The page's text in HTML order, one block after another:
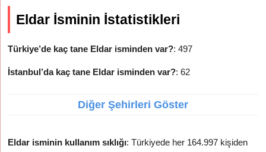
Eldar İsminin İstatistikleri
Türkiye’de kaç tane Eldar isminden var?: 497
İstanbul’da kaç tane Eldar isminden var?: 62
Diğer Şehirleri Göster
Eldar isminin kullanım sıklığı: Türkiyede her 164.997 kişiden